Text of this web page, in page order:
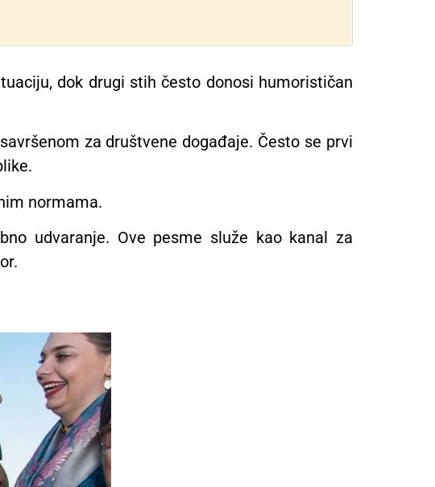
dok drugi stih često donosi humorističan
za društvene događaje. Često se prvi
normama.
udvaranje. Ove pesme služe kao kanal za